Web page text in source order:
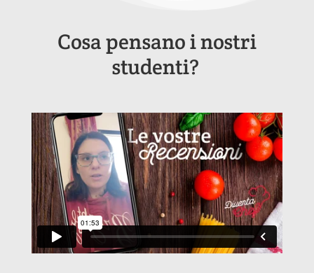
Cosa pensano i nostri
studenti?